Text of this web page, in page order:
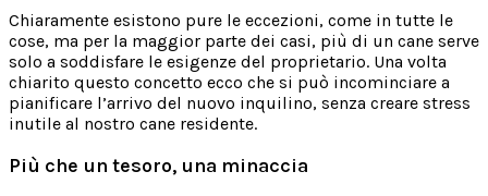
Chiaramente esistono pure le eccezioni, come in tutte le
cose, ma per la maggior parte dei casi, più di un cane serve
solo a soddisfare le esigenze del proprietario. Una volta
chiarito questo concetto ecco che si può incominciare a
pianificare l’arrivo del nuovo inquilino, senza creare stress
inutile al nostro cane residente.
Più che un tesoro, una minaccia